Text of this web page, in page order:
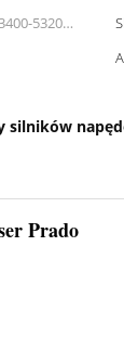
5320
silników
Prado